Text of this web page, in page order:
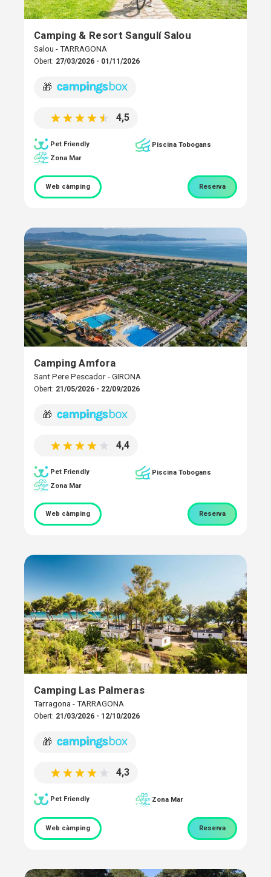
Camping & Resort Sangulí Salou
Salou - TARRAGONA
Obert: 27/03/2026 - 01/11/2026
🎁
4,5
Pet Friendly
Piscina Tobogans
Zona Mar
Web càmping Reserva
Camping Amfora
Sant Pere Pescador - GIRONA
Obert: 21/05/2026 - 22/09/2026
🎁
4,4
Pet Friendly
Piscina Tobogans
Zona Mar
Web càmping Reserva
Camping Las Palmeras
Tarragona - TARRAGONA
Obert: 21/03/2026 - 12/10/2026
🎁
4,3
Pet Friendly Zona Mar
Web càmping Reserva